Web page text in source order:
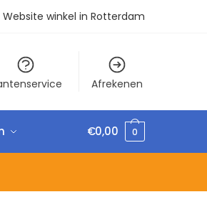
Website winkel in Rotterdam
Afrekenen
€0,00 0